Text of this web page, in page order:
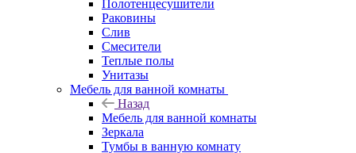
Полотенцесушители
Раковины
Слив
Смесители
Теплые полы
Унитазы
Мебель для ванной комнаты
Назад
Мебель для ванной комнаты
Зеркала
Тумбы в ванную комнату